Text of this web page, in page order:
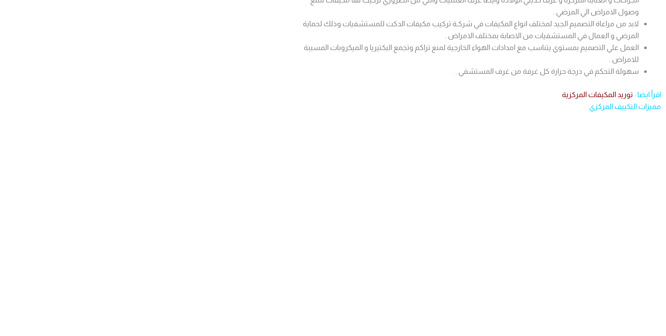
وصول الامراض الي المرضي .
لابد من مراعاة التصميم الجيد لمختلف انواع المكيفات في شركـة تركيب مكيفات الدكت للمستشفيات وذلك لحماية
المرضي و العمال في المستشفيات من الاصابة بمختلف الامراض .
العمل علي التصميم بمستوي يتناسب مع امدادات الهواء الخارجية لمنع تراكم وتجمع البكتيريا و الميكروبات المسببة
للامراض .
سهولة التحكم في درجة حرارة كل غرفة من غرف المستشفي .
اقرأ ايضا : توريد المكيفات المركزية
مميزات التكييف المركزي